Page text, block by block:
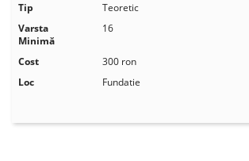
Tip
Teoretic
Varsta
Minimă
16
Cost
300 ron
Loc
Fundatie